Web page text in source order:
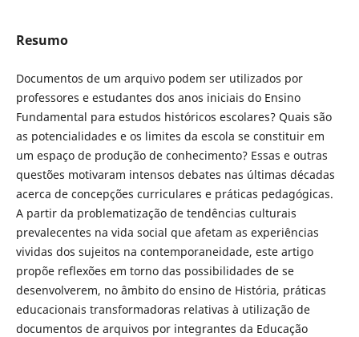
Resumo
Documentos de um arquivo podem ser utilizados por
professores e estudantes dos anos iniciais do Ensino
Fundamental para estudos históricos escolares? Quais são
as potencialidades e os limites da escola se constituir em
um espaço de produção de conhecimento? Essas e outras
questões motivaram intensos debates nas últimas décadas
acerca de concepções curriculares e práticas pedagógicas.
A partir da problematização de tendências culturais
prevalecentes na vida social que afetam as experiências
vividas dos sujeitos na contemporaneidade, este artigo
propõe reflexões em torno das possibilidades de se
desenvolverem, no âmbito do ensino de História, práticas
educacionais transformadoras relativas à utilização de
documentos de arquivos por integrantes da Educação